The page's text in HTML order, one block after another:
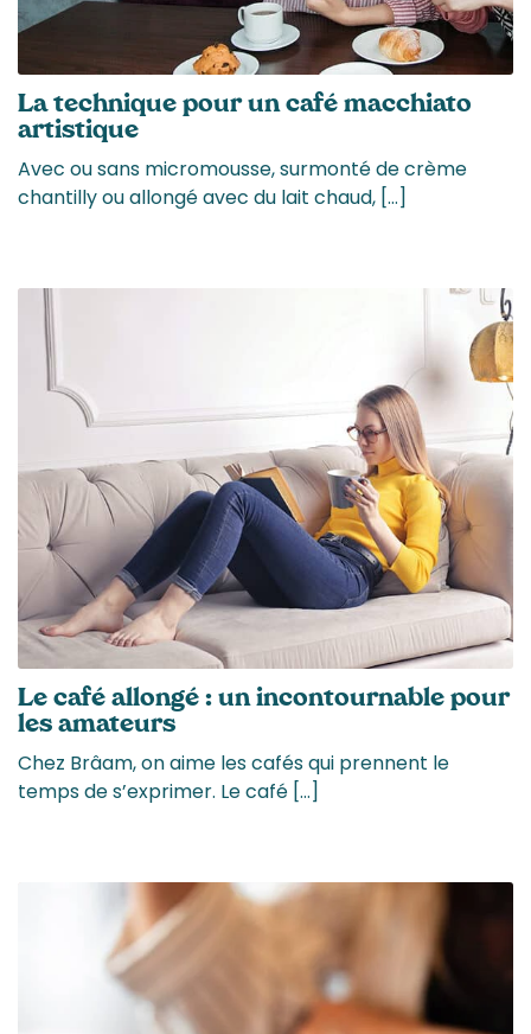
La technique pour un café macchiato
artistique
Avec ou sans micromousse, surmonté de crème
chantilly ou allongé avec du lait chaud, […]
Le café allongé : un incontournable pour
les amateurs
Chez Brâam, on aime les cafés qui prennent le
temps de s’exprimer. Le café […]